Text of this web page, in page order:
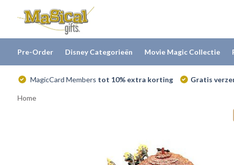
Pre-Order Disney Categorieën Movie Magic Collectie
MagicCard Members tot 10% extra korting Gratis
Home